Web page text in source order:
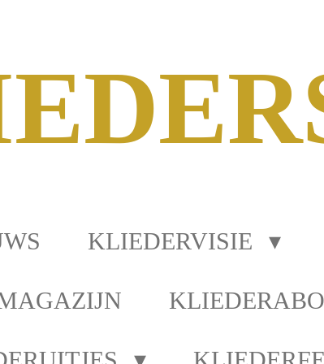
KLIEDERVISIE